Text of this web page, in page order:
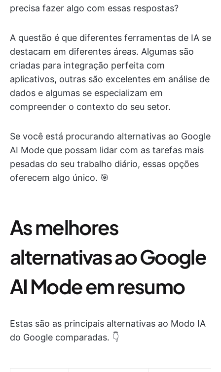
precisa fazer algo com essas respostas?
A questão é que diferentes ferramentas de IA se
destacam em diferentes áreas. Algumas são
criadas para integração perfeita com
aplicativos, outras são excelentes em análise de
dados e algumas se especializam em
compreender o contexto do seu setor.
Se você está procurando alternativas ao Google
AI Mode que possam lidar com as tarefas mais
pesadas do seu trabalho diário, essas opções
oferecem algo único. 🎯
As melhores
alternativas ao Google
AI Mode em resumo
Estas são as principais alternativas ao Modo IA
do Google comparadas. 👇